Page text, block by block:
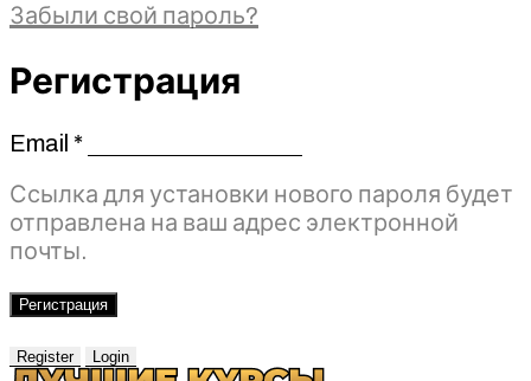
Забыли свой пароль?
Регистрация
Email *Обязательно
Ссылка для установки нового пароля будет
отправлена ​​на ваш адрес электронной
почты.
Регистрация
Register Login